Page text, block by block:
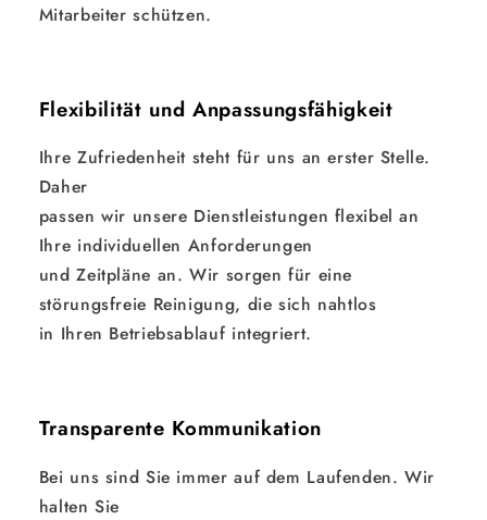
Mitarbeiter schützen.
Flexibilität und Anpassungsfähigkeit
Ihre Zufriedenheit steht für uns an erster Stelle.
Daher
passen wir unsere Dienstleistungen flexibel an
Ihre individuellen Anforderungen
und Zeitpläne an. Wir sorgen für eine
störungsfreie Reinigung, die sich nahtlos
in Ihren Betriebsablauf integriert.
Transparente Kommunikation
Bei uns sind Sie immer auf dem Laufenden. Wir
halten Sie